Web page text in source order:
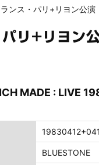
！
完全収録！
全収録！
！
！
全収録！
ンス・パリ+リヨン公演
+リヨン公
MADE : LIVE
BLUESTONE